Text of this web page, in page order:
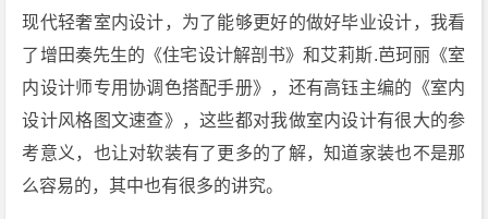
现代轻奢室内设计，为了能够更好的做好毕业设计，我看
了增田奏先生的《住宅设计解剖书》和艾莉斯.芭珂丽《室
内设计师专用协调色搭配手册》，还有高钰主编的《室内
设计风格图文速查》，这些都对我做室内设计有很大的参
考意义，也让对软装有了更多的了解，知道家装也不是那
么容易的，其中也有很多的讲究。